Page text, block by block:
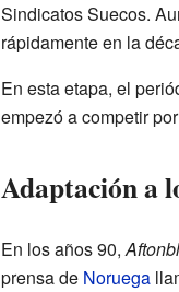
Sindicatos Suecos.
rápidamente en la
En esta etapa, el
empezó a competir
Adaptación a
En los años 90,
prensa de Noruega